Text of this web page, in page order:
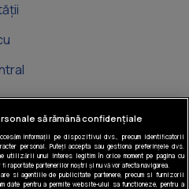
să rămână confidențiale
informații pe dispozitivul dvs., precum identificatorii
personal. Puteți accepta sau gestiona preferințele dvs.
utilizării unui interes legitim în orice moment pe pagina cu
partenerilor noștri și nu vă vor afecta navigarea.
si agentiile de publicitate partenere, precum si furnizorii
date pentru a permite website-ului sa functioneze, pentru a